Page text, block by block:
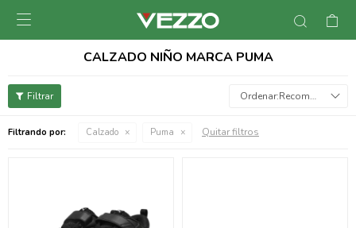

CALZADO NIÑO MARCA PUMA
Recomendados
Filtrando por: Calzado Puma Quitar filtros